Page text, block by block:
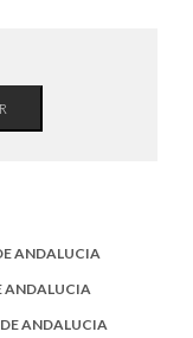
ANDALUCIA
ANDALUCIA
ANDALUCIA